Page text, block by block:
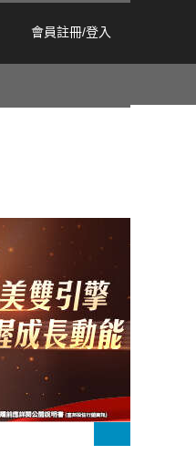
會員註冊/登入